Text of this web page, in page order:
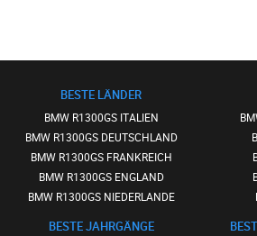
BESTE LÄNDER
BMW R1300GS ITALIEN
BMW R1300GS DEUTSCHLAND
BMW R1300GS FRANKREICH
BMW R1300GS ENGLAND
BMW R1300GS NIEDERLANDE
BESTE JAHRGÄNGE